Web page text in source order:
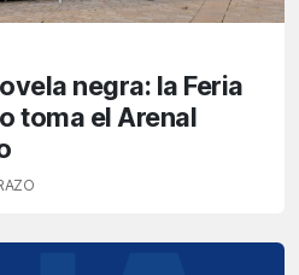
negra: la Feria
toma el Arenal